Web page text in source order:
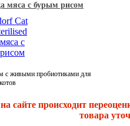
мяса с бурым рисом
с живыми пробиотиками для
сайте происходит
товара